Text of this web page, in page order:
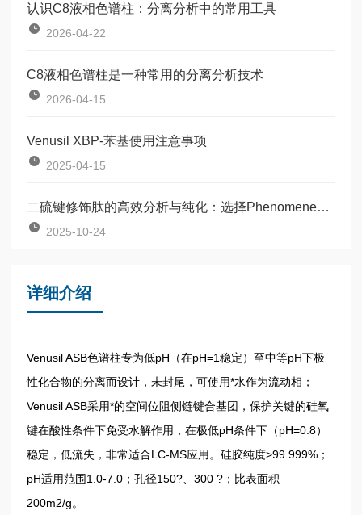
认识C8液相色谱柱：分离分析中的常用工具
2026-04-22
C8液相色谱柱是一种常用的分离分析技术
2026-04-15
Venusil XBP-苯基使用注意事项
2025-04-15
二硫键修饰肽的高效分析与纯化：选择Phenomenex Luna的理由
2025-10-24
详细介绍
Venusil ASB色谱柱专为低pH（在pH=1稳定）至中等pH下极
性化合物的分离而设计，未封尾，可使用*水作为流动相；
Venusil ASB采用*的空间位阻侧链键合基团，保护关键的硅氧
键在酸性条件下免受水解作用，在极低pH条件下（pH=0.8）
稳定，低流失，非常适合LC-MS应用。硅胶纯度>99.999%；
pH适用范围1.0-7.0；孔径150?、300 ?；比表面积
200m2/g。